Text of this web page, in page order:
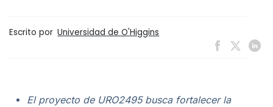
Escrito por Universidad de O'Higgins
El proyecto de URO2495 busca fortalecer la